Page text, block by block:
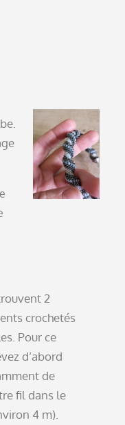
2
crochetés
Pour ce
d’abord
de
fil dans le
4 m).